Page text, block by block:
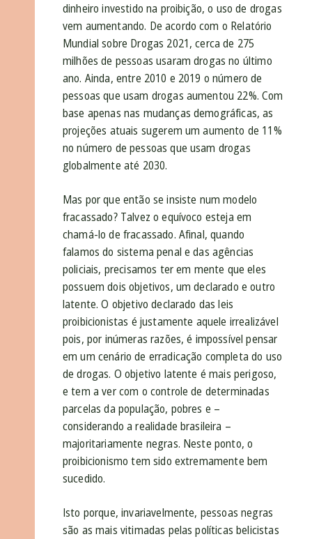
dinheiro investido na proibição, o uso de drogas
vem aumentando. De acordo com o Relatório
Mundial sobre Drogas 2021, cerca de 275
milhões de pessoas usaram drogas no último
ano. Ainda, entre 2010 e 2019 o número de
pessoas que usam drogas aumentou 22%. Com
base apenas nas mudanças demográficas, as
projeções atuais sugerem um aumento de 11%
no número de pessoas que usam drogas
globalmente até 2030.
Mas por que então se insiste num modelo
fracassado? Talvez o equívoco esteja em
chamá-lo de fracassado. Afinal, quando
falamos do sistema penal e das agências
policiais, precisamos ter em mente que eles
possuem dois objetivos, um declarado e outro
latente. O objetivo declarado das leis
proibicionistas é justamente aquele irrealizável
pois, por inúmeras razões, é impossível pensar
em um cenário de erradicação completa do uso
de drogas. O objetivo latente é mais perigoso,
e tem a ver com o controle de determinadas
parcelas da população, pobres e –
considerando a realidade brasileira –
majoritariamente negras. Neste ponto, o
proibicionismo tem sido extremamente bem
sucedido.
Isto porque, invariavelmente, pessoas negras
são as mais vitimadas pelas políticas belicistas